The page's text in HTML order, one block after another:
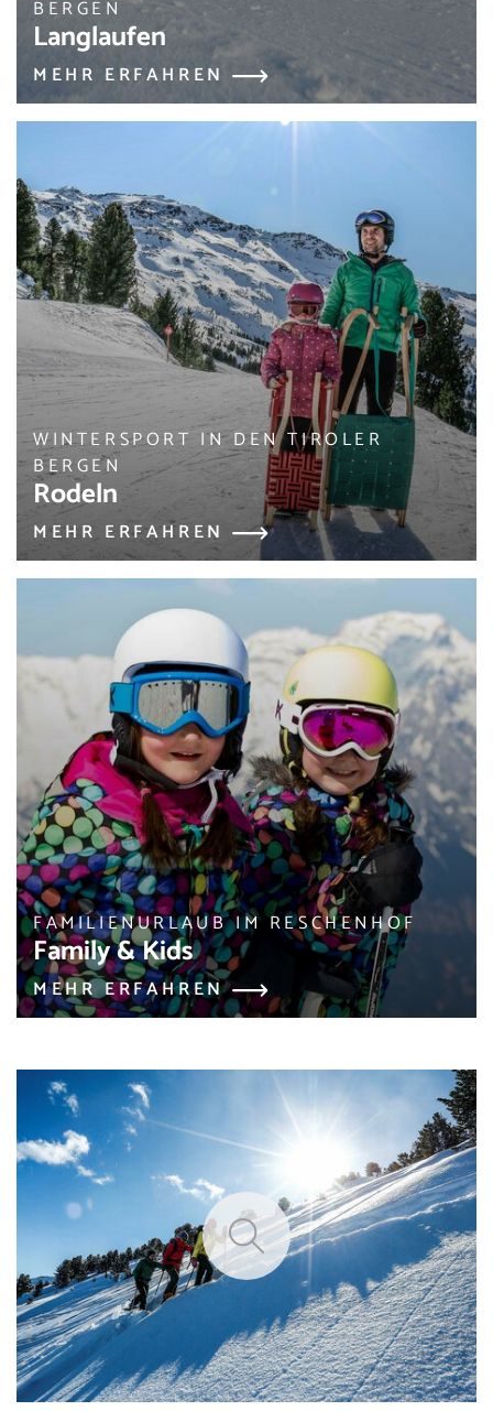
BERGEN
Langlaufen
MEHR ERFAHREN
WINTERSPORT IN DEN TIROLER
BERGEN
Rodeln
MEHR ERFAHREN
FAMILIENURLAUB IM RESCHENHOF
Family & Kids
MEHR ERFAHREN